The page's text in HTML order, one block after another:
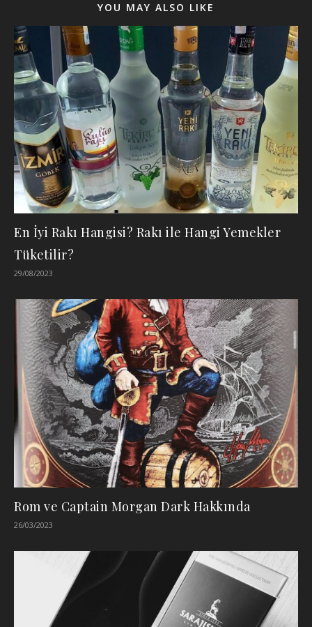
YOU MAY ALSO LIKE
En İyi Rakı Hangisi? Rakı ile Hangi Yemekler
Tüketilir?
29/08/2023
Rom ve Captain Morgan Dark Hakkında
26/03/2023